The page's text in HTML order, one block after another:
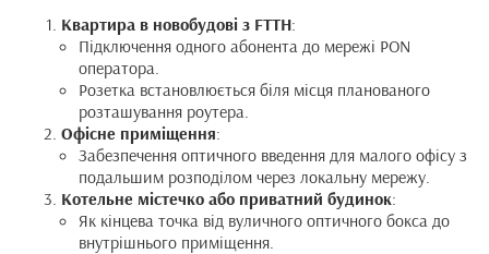
Квартира в новобудові з FTTH:
Підключення одного абонента до мережі PON
оператора.
Розетка встановлюється біля місця планованого
розташування роутера.
Офісне приміщення:
Забезпечення оптичного введення для малого офісу з
подальшим розподілом через локальну мережу.
Котельне містечко або приватний будинок:
Як кінцева точка від вуличного оптичного бокса до
внутрішнього приміщення.